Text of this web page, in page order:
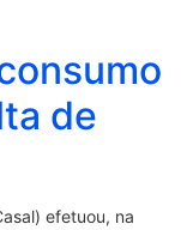
de
efetuou, na